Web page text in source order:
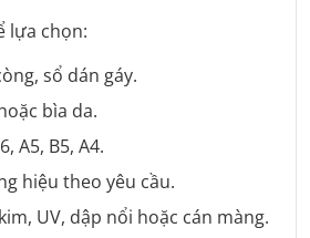
lựa chọn:
sổ dán gáy.
bìa da.
A5, B5, A4.
hiệu theo yêu cầu.
UV, dập nổi hoặc cán màng.